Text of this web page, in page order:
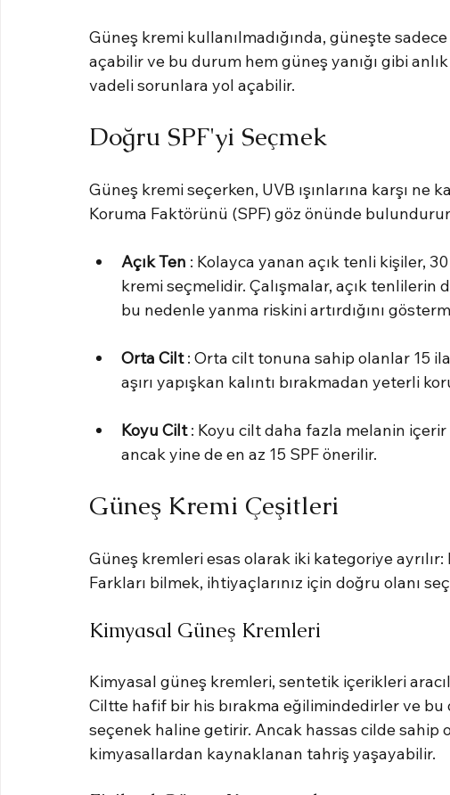
Güneş kremi kullanılmadığında, güneşte
açabilir ve bu durum hem güneş yanığı gibi
vadeli sorunlara yol açabilir.
Doğru SPF'yi Seçmek
Güneş kremi seçerken, UVB ışınlarına karşı
Koruma Faktörünü (SPF) göz önünde
Açık Ten : Kolayca yanan açık tenli kişiler,
kremi seçmelidir. Çalışmalar, açık tenlilerin
bu nedenle yanma riskini artırdığını
Orta Cilt : Orta cilt tonuna sahip olanlar 15
aşırı yapışkan kalıntı bırakmadan yeterli
Koyu Cilt : Koyu cilt daha fazla melanin
ancak yine de en az 15 SPF önerilir.
Güneş Kremi Çeşitleri
Güneş kremleri esas olarak iki kategoriye
Farkları bilmek, ihtiyaçlarınız için doğru olanı
Kimyasal Güneş Kremleri
Kimyasal güneş kremleri, sentetik içerikleri
Ciltte hafif bir his bırakma eğilimindedirler ve
seçenek haline getirir. Ancak hassas cilde sahip
kimyasallardan kaynaklanan tahriş yaşayabilir.